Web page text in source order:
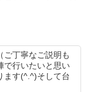
ご丁寧なご説明も
で行いたいと思い
ます(^.^)そして台